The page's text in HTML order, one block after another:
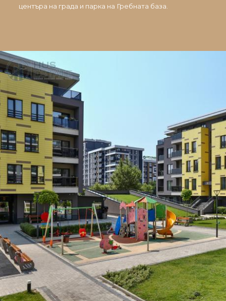
центъра на града и парка на Гребната база.